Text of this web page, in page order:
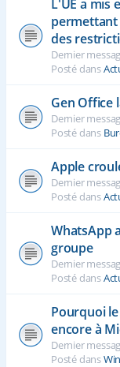
L'UE a mis
permettant
des
Dernier
Posté dans
Gen Office
Dernier
Posté dans
Apple
Dernier
Posté dans
WhatsApp
groupe
Dernier
Posté dans
Pourquoi
encore à
Dernier
Posté dans